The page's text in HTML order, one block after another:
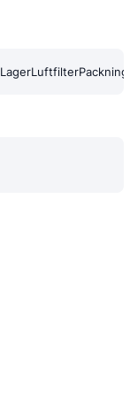
LagerLuftfilter